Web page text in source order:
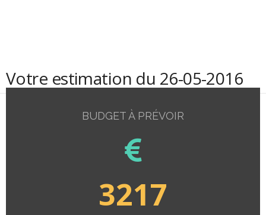
Votre estimation du 26-05-2016
BUDGET À PRÉVOIR
3217